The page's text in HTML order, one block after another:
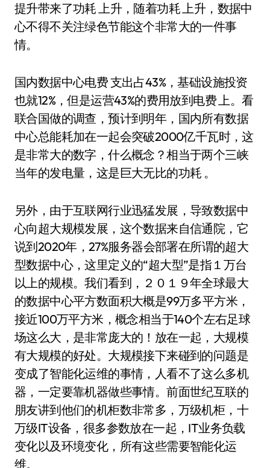
提升带来了功耗 上升，随着功耗 上升，数据中
心不得不关注绿色节能这个非常大的一件事
情。
国内数据中心电费 支出占43%，基础设施投资
也就12%，但是运营43%的费用放到电费 上。看
联合国做的调查，预计到明年，国内所有数据
中心总能耗加在一起会突破2000亿千瓦时，这
是非常大的数字，什么概念？相当于两个三峡
当年的发电量，这是巨大无比的功耗 。
另外，由于互联网行业迅猛发展，导致数据中
心向超大规模发展，这个数据来自信通院，它
说到2020年，27%服务器会部署在所谓的超大
型数据中心，这里定义的“超大型”是指１万台
以上的规模。我们看到，２０１９年全球最大
的数据中心平方数面积大概是99万多平方米，
接近100万平方米，概念相当于140个左右足球
场这么大，是非常庞大的！放在一起，大规模
有大规模的好处。大规模接下来碰到的问题是
变成了智能化运维的事情，人看不了这么多机
器，一定要靠机器做些事情。前面世纪互联的
朋友讲到他们的机柜数非常多，万级机柜，十
万级IT设备，很多参数放在一起，IT业务负载
变化以及环境变化，所有这些需要智能化运
维。